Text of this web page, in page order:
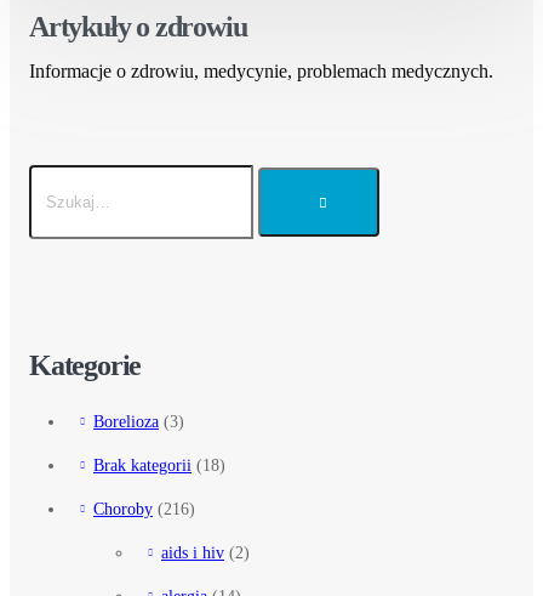
Artykuły o zdrowiu
Informacje o zdrowiu, medycynie, problemach medycznych.
Kategorie
Borelioza (3)
Brak kategorii (18)
Choroby (216)
aids i hiv (2)